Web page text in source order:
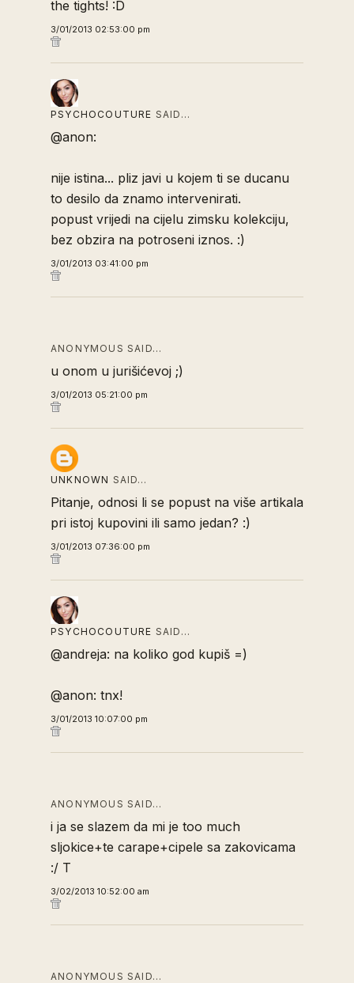
the tights! :D
3/01/2013 02:53:00 pm
PSYCHOCOUTURE SAID…
@anon:
nije istina... pliz javi u kojem ti se ducanu
to desilo da znamo intervenirati.
popust vrijedi na cijelu zimsku kolekciju,
bez obzira na potroseni iznos. :)
3/01/2013 03:41:00 pm
ANONYMOUS SAID…
u onom u jurišićevoj ;)
3/01/2013 05:21:00 pm
UNKNOWN SAID…
Pitanje, odnosi li se popust na više artikala
pri istoj kupovini ili samo jedan? :)
3/01/2013 07:36:00 pm
PSYCHOCOUTURE SAID…
@andreja: na koliko god kupiš =)
@anon: tnx!
3/01/2013 10:07:00 pm
ANONYMOUS SAID…
i ja se slazem da mi je too much
sljokice+te carape+cipele sa zakovicama
:/ T
3/02/2013 10:52:00 am
ANONYMOUS SAID…